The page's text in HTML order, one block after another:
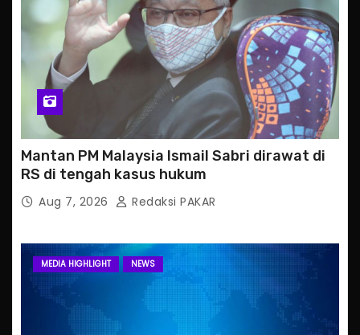
Mantan PM Malaysia Ismail Sabri dirawat di
RS di tengah kasus hukum
Aug 7, 2026 Redaksi PAKAR
MEDIA HIGHLIGHT NEWS